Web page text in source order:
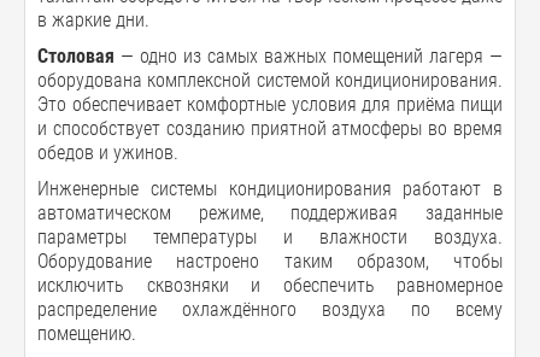
в жаркие дни.
Столовая — одно из самых важных помещений лагеря —
оборудована комплексной системой кондиционирования.
Это обеспечивает комфортные условия для приёма пищи
и способствует созданию приятной атмосферы во время
обедов и ужинов.
Инженерные системы кондиционирования работают в
автоматическом режиме, поддерживая заданные
параметры температуры и влажности воздуха.
Оборудование настроено таким образом, чтобы
исключить сквозняки и обеспечить равномерное
распределение охлаждённого воздуха по всему
помещению.